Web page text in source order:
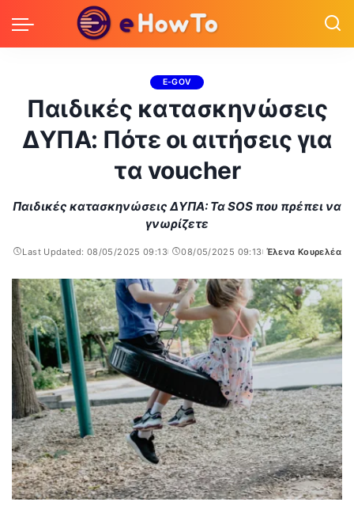
E-GOV
Παιδικές κατασκηνώσεις
ΔΥΠΑ: Πότε οι αιτήσεις για
τα voucher
Παιδικές κατασκηνώσεις ΔΥΠΑ: Τα SOS που πρέπει να
γνωρίζετε
Last Updated: 08/05/2025 09:13 08/05/2025 09:13
Posted
Έλενα Κουρελέα